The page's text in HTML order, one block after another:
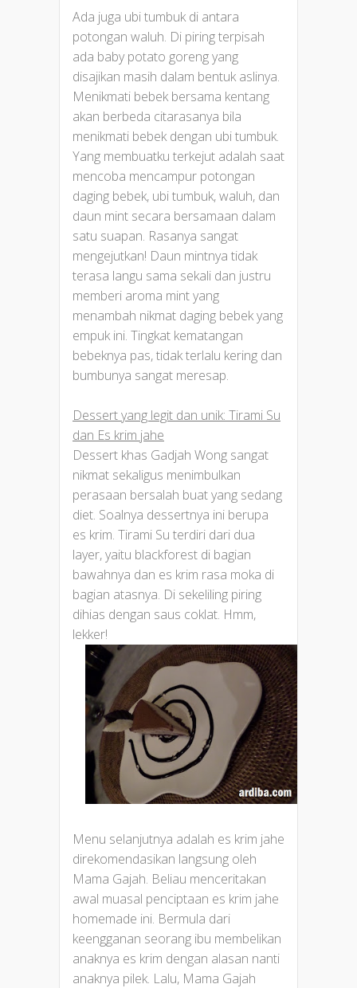
Ada juga ubi tumbuk di antara
potongan waluh. Di piring terpisah
ada baby potato goreng yang
disajikan masih dalam bentuk aslinya.
Menikmati bebek bersama kentang
akan berbeda citarasanya bila
menikmati bebek dengan ubi tumbuk.
Yang membuatku terkejut adalah saat
mencoba mencampur potongan
daging bebek, ubi tumbuk, waluh, dan
daun mint secara bersamaan dalam
satu suapan. Rasanya sangat
mengejutkan! Daun mintnya tidak
terasa langu sama sekali dan justru
memberi aroma mint yang
menambah nikmat daging bebek yang
empuk ini. Tingkat kematangan
bebeknya pas, tidak terlalu kering dan
bumbunya sangat meresap.
Dessert yang legit dan unik: Tirami Su
dan Es krim jahe
Dessert khas Gadjah Wong sangat
nikmat sekaligus menimbulkan
perasaan bersalah buat yang sedang
diet. Soalnya dessertnya ini berupa
es krim. Tirami Su terdiri dari dua
layer, yaitu blackforest di bagian
bawahnya dan es krim rasa moka di
bagian atasnya. Di sekeliling piring
dihias dengan saus coklat. Hmm,
lekker!
Menu selanjutnya adalah es krim jahe
direkomendasikan langsung oleh
Mama Gajah. Beliau menceritakan
awal muasal penciptaan es krim jahe
homemade ini. Bermula dari
keengganan seorang ibu membelikan
anaknya es krim dengan alasan nanti
anaknya pilek. Lalu, Mama Gajah